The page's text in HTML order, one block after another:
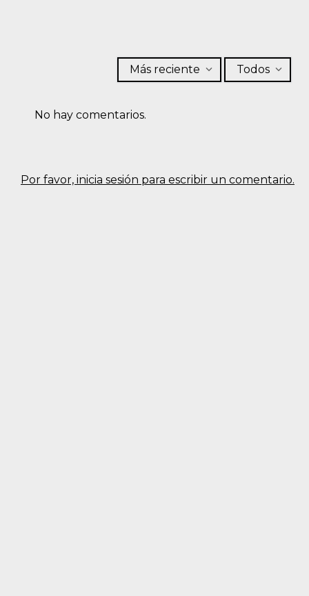
Por favor, inicia sesión para escribir un comentario.
Más reciente Todos
No hay comentarios.